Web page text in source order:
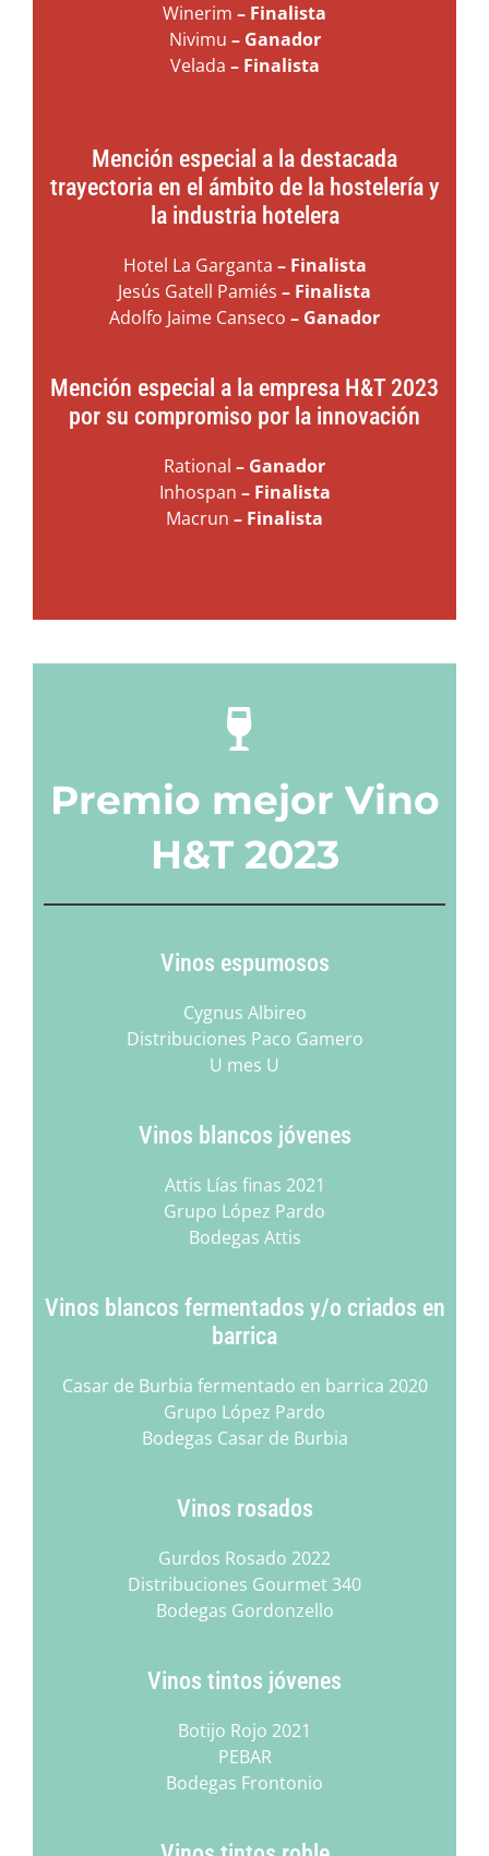
Winerim – Finalista
Nivimu – Ganador
Velada – Finalista
Mención especial a la destacada
trayectoria en el ámbito de la hostelería y
la industria hotelera
Hotel La Garganta – Finalista
Jesús Gatell Pamiés – Finalista
Adolfo Jaime Canseco – Ganador
Mención especial a la empresa H&T 2023
por su compromiso por la innovación
Rational – Ganador
Inhospan – Finalista
Macrun – Finalista
Premio mejor Vino
H&T 2023
Vinos espumosos
Cygnus Albireo
Distribuciones Paco Gamero
U mes U
Vinos blancos jóvenes
Attis Lías finas 2021
Grupo López Pardo
Bodegas Attis
Vinos blancos fermentados y/o criados en
barrica
Casar de Burbia fermentado en barrica 2020
Grupo López Pardo
Bodegas Casar de Burbia
Vinos rosados
Gurdos Rosado 2022
Distribuciones Gourmet 340
Bodegas Gordonzello
Vinos tintos jóvenes
Botijo Rojo 2021
PEBAR
Bodegas Frontonio